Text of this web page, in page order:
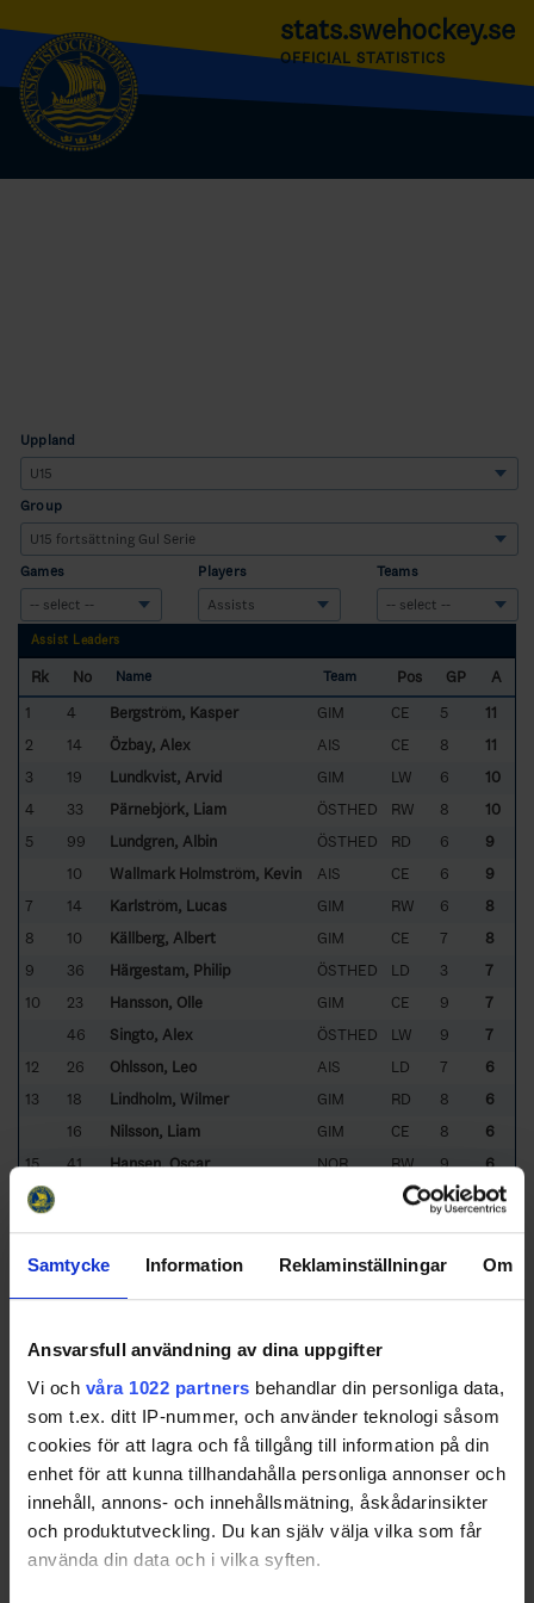
Samtycke Information Reklaminställningar Om
Ansvarsfull användning av dina uppgifter
Vi och våra 1022 partners behandlar din personliga data,
som t.ex. ditt IP-nummer, och använder teknologi såsom
cookies för att lagra och få tillgång till information på din
enhet för att kunna tillhandahålla personliga annonser och
innehåll, annons- och innehållsmätning, åskådarinsikter
och produktutveckling. Du kan själv välja vilka som får
använda din data och i vilka syften.
stats.swehockey.se
OFFICIAL STATISTICS
Uppland
Group
Games Players Teams
Assist Leaders
Rk No Name Team Pos GP
A
1
4 Bergström, Kasper GIM CE 5
11
2
14 Özbay, Alex AIS CE 8
11
3
19 Lundkvist, Arvid GIM LW 6
10
4
33 Pärnebjörk, Liam ÖSTHED RW 8
10
5
99 Lundgren, Albin ÖSTHED RD 6
9
10
Wallmark Holmström, Kevin AIS CE 6
9
7
14 Karlström, Lucas GIM RW 6
8
8
10 Källberg, Albert GIM CE 7
8
9
36 Härgestam, Philip ÖSTHED LD 3
7
10
23 Hansson, Olle GIM CE 9
7
46
Singto, Alex ÖSTHED LW 9
7
12
26 Ohlsson, Leo AIS LD 7
6
13
18 Lindholm, Wilmer GIM RD 8
6
16
Nilsson, Liam GIM CE 8
6
15
41 Hansen, Oscar NOR RW 9
6
16
CE 3
5
18
7 Kjölvmark, Henry AIS CE 6
5
21
86 Hagman, Bastian NOR
22
13 Sahlström, Oliver AIS CE 2
4
23
15 Holmqvist, Alexander NOR RW 6
4
24
5 Axell Dubois, Elvin GIM CE 7
4
24
Karlsson, Elias GIM RW 7
4
Sorted by higher
ssists and lower ames
layed.
- Almtuna IS GIM
NOR- Norrtälje IK ÖSTHED